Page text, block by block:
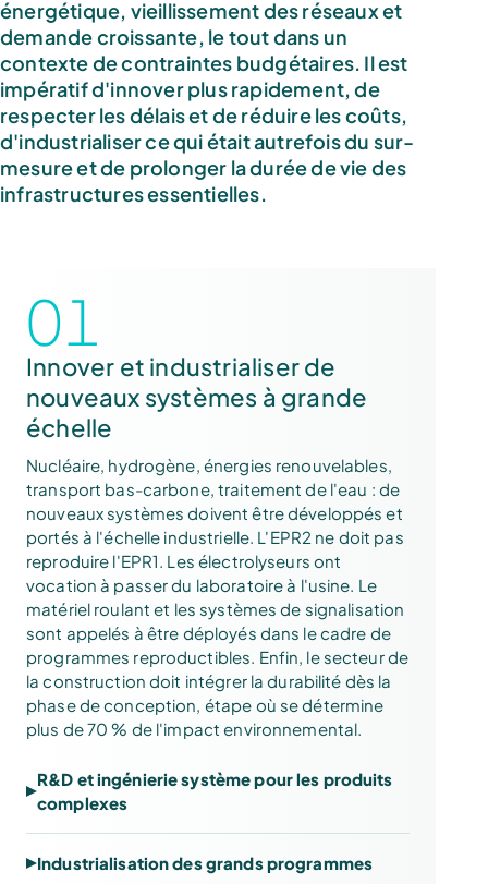
énergétique, vieillissement des réseaux et
demande croissante, le tout dans un
contexte de contraintes budgétaires. Il est
impératif d'innover plus rapidement, de
respecter les délais et de réduire les coûts,
d'industrialiser ce qui était autrefois du sur-
mesure et de prolonger la durée de vie des
infrastructures essentielles.
01
Innover et industrialiser de
nouveaux systèmes à grande
échelle
Nucléaire, hydrogène, énergies renouvelables,
transport bas-carbone, traitement de l'eau : de
nouveaux systèmes doivent être développés et
portés à l'échelle industrielle. L'EPR2 ne doit pas
reproduire l'EPR1. Les électrolyseurs ont
vocation à passer du laboratoire à l'usine. Le
matériel roulant et les systèmes de signalisation
sont appelés à être déployés dans le cadre de
programmes reproductibles. Enfin, le secteur de
la construction doit intégrer la durabilité dès la
phase de conception, étape où se détermine
plus de 70 % de l'impact environnemental.
R&D et ingénierie système pour les produits
complexes
Industrialisation des grands programmes